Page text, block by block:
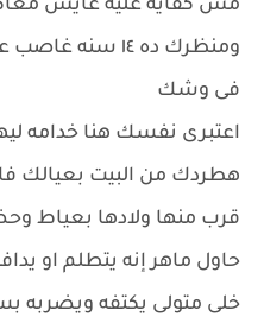
ومنظرك ده ١٤
فى وشك
اعتبرى نفسك هنا خدامه
هطردك من البيت بعيالك
قرب منها ولادها بعياط
حاول ماهر إنه يتطلم او
خلى متولى يكتفه ويضربه